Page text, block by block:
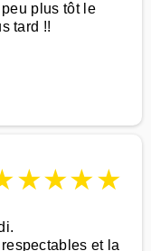
plus tôt le
tard !!
★★★★
et la